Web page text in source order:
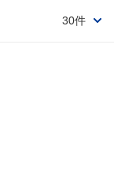
30件